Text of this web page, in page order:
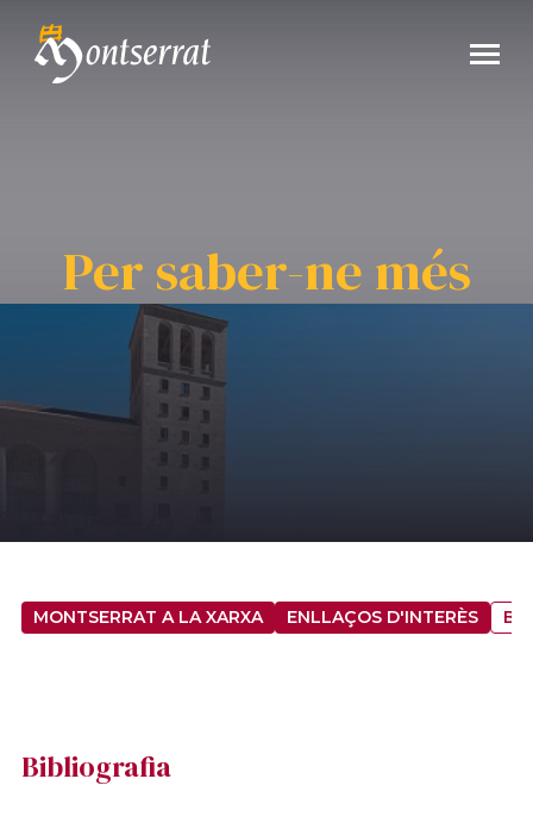
Per saber-ne més
MONTSERRAT A LA XARXA ENLLAÇOS D'INTERÈS
Bibliografia